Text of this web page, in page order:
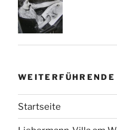
Startseite